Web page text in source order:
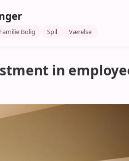
Familie Bolig Spil Værelse
in